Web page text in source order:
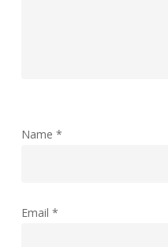
Name *
Email *